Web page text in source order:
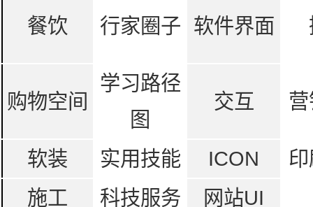
餐饮 行家圈子 软件界面
购物空间
学习路径
图
交互
软装 实用技能 ICON
施工
科技服务 网站UI